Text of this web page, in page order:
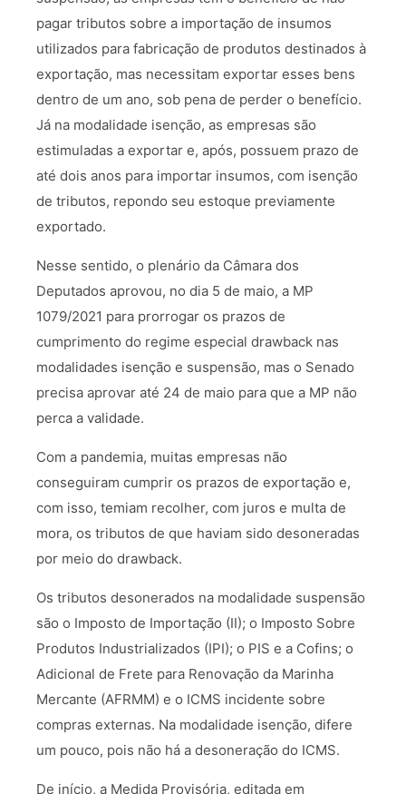
pagar tributos sobre a importação de insumos
utilizados para fabricação de produtos destinados à
exportação, mas necessitam exportar esses bens
dentro de um ano, sob pena de perder o benefício.
Já na modalidade isenção, as empresas são
estimuladas a exportar e, após, possuem prazo de
até dois anos para importar insumos, com isenção
de tributos, repondo seu estoque previamente
exportado.
Nesse sentido, o plenário da Câmara dos
Deputados aprovou, no dia 5 de maio, a MP
1079/2021 para prorrogar os prazos de
cumprimento do regime especial drawback nas
modalidades isenção e suspensão, mas o Senado
precisa aprovar até 24 de maio para que a MP não
perca a validade.
Com a pandemia, muitas empresas não
conseguiram cumprir os prazos de exportação e,
com isso, temiam recolher, com juros e multa de
mora, os tributos de que haviam sido desoneradas
por meio do drawback.
Os tributos desonerados na modalidade suspensão
são o Imposto de Importação (II); o Imposto Sobre
Produtos Industrializados (IPI); o PIS e a Cofins; o
Adicional de Frete para Renovação da Marinha
Mercante (AFRMM) e o ICMS incidente sobre
compras externas. Na modalidade isenção, difere
um pouco, pois não há a desoneração do ICMS.
De início, a Medida Provisória, editada em